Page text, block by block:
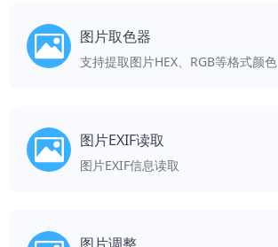
图片取色器
支持提取图片HEX、RGB等格式颜色
图片EXIF读取
图片EXIF信息读取